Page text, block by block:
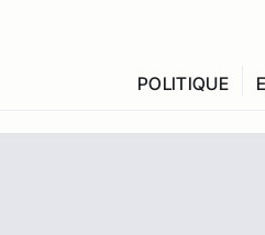
POLITIQUE